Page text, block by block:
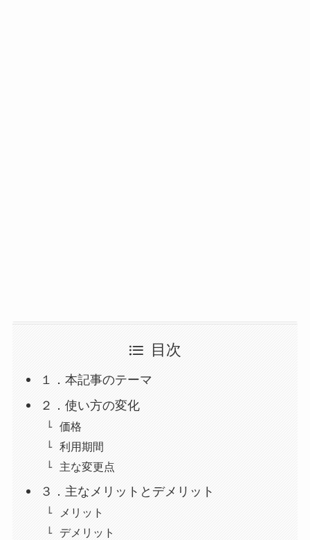
目次
１．本記事のテーマ
２．使い方の変化
価格
利用期間
主な変更点
３．主なメリットとデメリット
メリット
デメリット